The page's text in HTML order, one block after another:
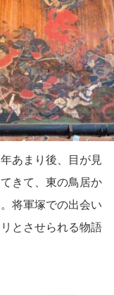
あまり後、目が見
きて、東の鳥居か
将軍塚での出会い
とさせられる物語